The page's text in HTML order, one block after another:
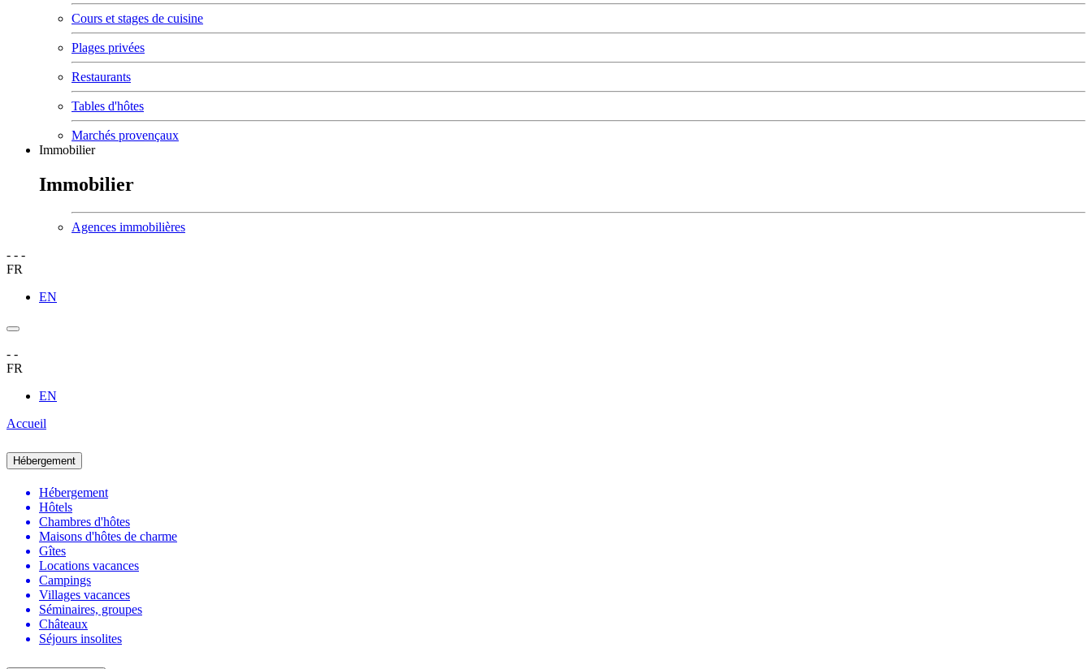
Cours et stages de cuisine
Plages privées
Restaurants
Tables d'hôtes
Marchés provençaux
Immobilier
Immobilier
Agences immobilières
- - -
FR
EN
- -
FR
EN
Accueil
Hébergement
Hébergement
Hôtels
Chambres d'hôtes
Maisons d'hôtes de charme
Gîtes
Locations vacances
Campings
Villages vacances
Séminaires, groupes
Châteaux
Séjours insolites